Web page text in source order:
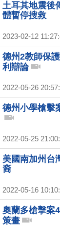
土耳其地震後
體暫停搜救
2023-02-12
德州2教師保
利辯論
2022-05-26
德州小學槍擊
2022-05-25
美國南加州台
裔
2022-05-16
奧蘭多槍擊案
策畫